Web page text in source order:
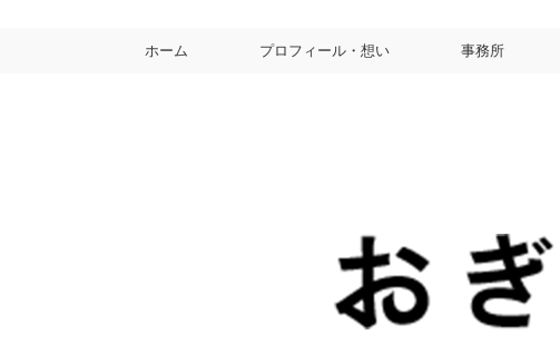
ホーム プロフィール・想い 事務所